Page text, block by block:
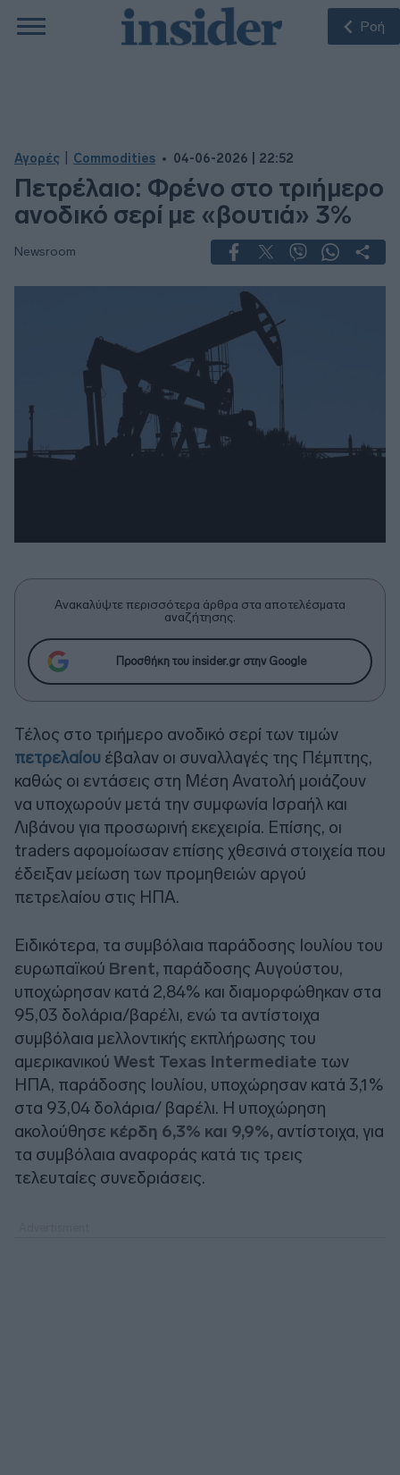
Ροή
Αγορές Commodities 04-06-2026 | 22:52
Πετρέλαιο: Φρένο στο τριήμερο
ανοδικό σερί με «βουτιά» 3%
Newsroom
Ανακαλύψτε περισσότερα άρθρα στα αποτελέσματα
αναζήτησης.
Προσθήκη του insider.gr στην Google
Τέλος στο τριήμερο ανοδικό σερί των τιμών
πετρελαίου έβαλαν οι συναλλαγές της Πέμπτης,
καθώς οι εντάσεις στη Μέση Ανατολή μοιάζουν
να υποχωρούν μετά την συμφωνία Ισραήλ και
Λιβάνου για προσωρινή εκεχειρία. Επίσης, οι
traders αφομοίωσαν επίσης χθεσινά στοιχεία που
έδειξαν μείωση των προμηθειών αργού
πετρελαίου στις ΗΠΑ.
Ειδικότερα, τα συμβόλαια παράδοσης Ιουλίου του
ευρωπαϊκού Brent, παράδοσης Αυγούστου,
υποχώρησαν κατά 2,84% και διαμορφώθηκαν στα
95,03 δολάρια/βαρέλι, ενώ τα αντίστοιχα
συμβόλαια μελλοντικής εκπλήρωσης του
αμερικανικού West Texas Intermediate των
ΗΠΑ, παράδοσης Ιουλίου, υποχώρησαν κατά 3,1%
στα 93,04 δολάρια/ βαρέλι. Η υποχώρηση
ακολούθησε κέρδη 6,3% και 9,9%, αντίστοιχα, για
τα συμβόλαια αναφοράς κατά τις τρεις
τελευταίες συνεδριάσεις.